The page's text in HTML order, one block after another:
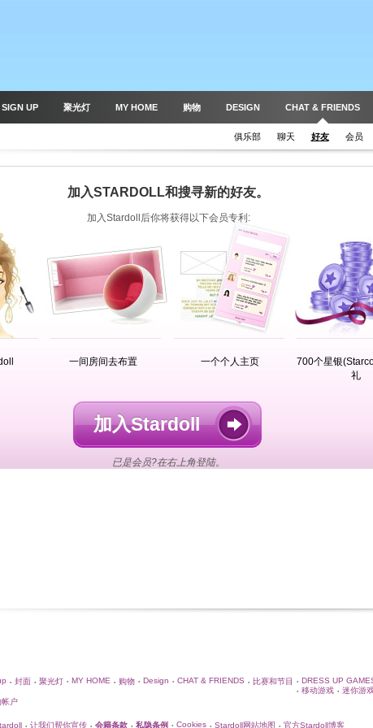
SIGN UP 聚光灯 MY HOME 购物 DESIGN CHAT & FRIENDS
俱乐部 聊天 好友 会员
加入STARDOLL和搜寻新的好友。
加入Stardoll后你将获得以下会员专利:
一间房间去布置 一个个人主页
700个星银
礼
加入Stardoll
已是会员?在右上角登陆。
• 封面 • 聚光灯 • MY HOME • 购物 • Design • CHAT & FRIENDS • 比赛和节目 • DRESS UP
• 移动游戏 • 迷你游
帐户
• 让我们帮你宣传 • 会籍条款 • 私隐条例 • Cookies • Stardoll网站地图 • 官方Stardoll博客